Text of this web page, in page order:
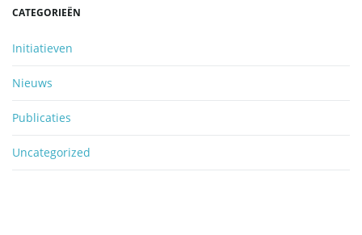
CATEGORIEËN
Initiatieven
Nieuws
Publicaties
Uncategorized